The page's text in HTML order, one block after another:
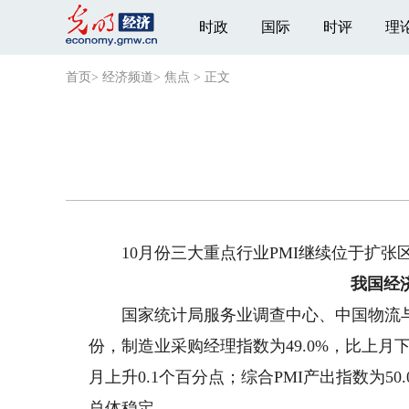
时政 国际 时评 理
首页 > 经济频道> 焦点 > 正文
10月份三大重点行业PMI继续位于扩
我国经
国家统计局服务业调查中心、中国物流
份，制造业采购经理指数为49.0%，比上月
月上升0.1个百分点；综合PMI产出指数为